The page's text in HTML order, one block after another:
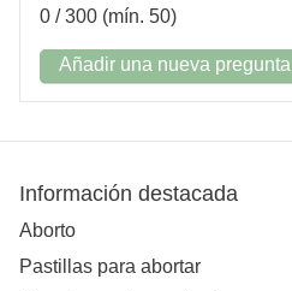
0 / 300 (mín. 50)
Añadir una nueva pregunta
Información destacada
Aborto
Pastillas para abortar